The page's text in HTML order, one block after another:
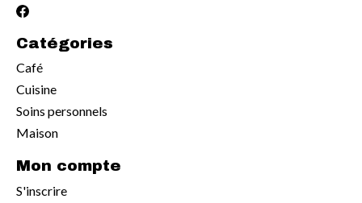
Catégories
Café
Cuisine
Soins personnels
Maison
Mon compte
S'inscrire